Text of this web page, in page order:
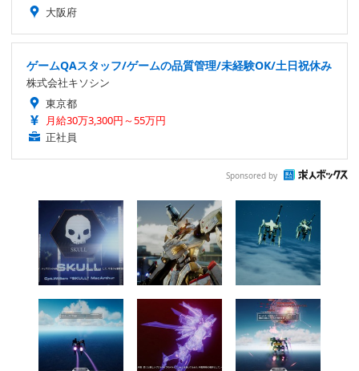
大阪府
ゲームQAスタッフ/ゲームの品質管理/未経験OK/土日祝休み
株式会社キソシン
東京都
月給30万3,300円～55万円
正社員
Sponsored by